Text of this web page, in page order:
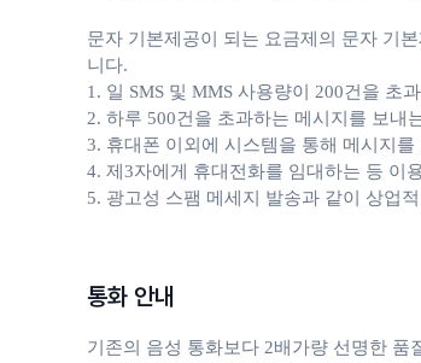
문자 기본제공이 되는 요금제의 문자 기
니다.
1. 일 SMS 및 MMS 사용량이 200건을 초
2. 하루 500건을 초과하는 메시지를 보내
3. 휴대폰 이외에 시스템을 통해 메시지를
4. 제3자에게 휴대전화를 임대하는 등 이
5. 광고성 스팸 메세지 발송과 같이 상업
통화 안내
기존의 음성 통화보다 2배가량 선명한 품